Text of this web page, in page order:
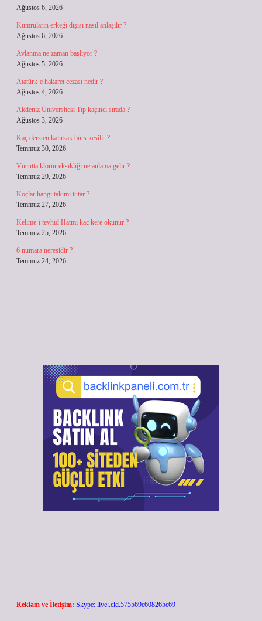
Ağustos 6, 2026
Kumruların erkeği dişisi nasıl anlaşılır ?
Ağustos 6, 2026
Avlanma ne zaman başlıyor ?
Ağustos 5, 2026
Atatürk’e hakaret cezası nedir ?
Ağustos 4, 2026
Akdeniz Üniversitesi Tıp kaçıncı sırada ?
Ağustos 3, 2026
Kaç dersten kalırsak burs kesilir ?
Temmuz 30, 2026
Vücutta klorür eksikliği ne anlama gelir ?
Temmuz 29, 2026
Koçlar hangi takımı tutar ?
Temmuz 27, 2026
Kelime-i tevhid Hatmi kaç kere okunur ?
Temmuz 25, 2026
6 numara neresidir ?
Temmuz 24, 2026
Reklam ve İletişim: Skype: live:.cid.575569c608265c69